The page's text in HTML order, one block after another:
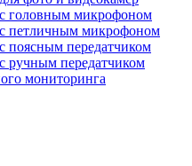
головным микрофоном
петличным микрофоном
поясным передатчиком
ручным передатчиком
мониторинга